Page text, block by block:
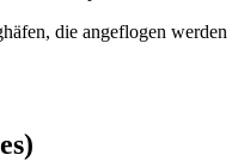
die angeflogen werden